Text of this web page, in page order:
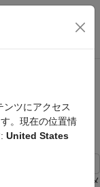
ション メ
ラベル付
メージの
ロック化されたイメ
ツにアクセス
。現在の位置情
United States